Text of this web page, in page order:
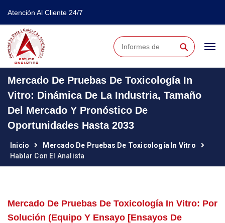
Atención Al Cliente 24/7
⚲
Mercado De Pruebas De Toxicología In
Vitro: Dinámica De La Industria, Tamaño
Del Mercado Y Pronóstico De
Oportunidades Hasta 2033
Inicio
Mercado De Pruebas De Toxicología In Vitro
Hablar Con El Analista
Mercado De Pruebas De Toxicología In Vitro: Por
Solución (equipo Y Ensayo [ensayos De